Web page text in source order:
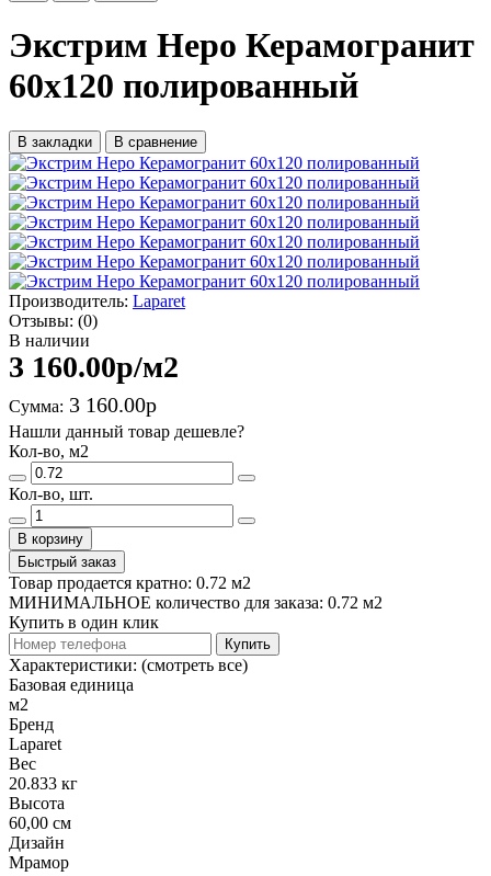
Экстрим Неро Керамогранит
60х120 полированный
В закладки В сравнение
Производитель: Laparet
Отзывы: (0)
В наличии
3 160.00р/м2
Сумма: 3 160.00р
Нашли данный товар дешевле?
Кол-во, м2
Кол-во, шт.
В корзину
Быстрый заказ
Товар продается кратно: 0.72 м2
МИНИМАЛЬНОЕ количество для заказа: 0.72 м2
Купить в один клик
Купить
Характеристики: (смотреть все)
Базовая единица
м2
Бренд
Laparet
Вес
20.833 кг
Высота
60,00 см
Дизайн
Мрамор